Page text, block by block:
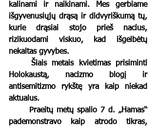
kalinami ir naikinami. Mes gerbiame
išgyvenusiųjų drąsą ir didvyriškumą tų,
kurie drąsiai stojo prieš nacius,
rizikuodami viskuo, kad išgelbėtų
nekaltas gyvybes.
Holokaustą, nacizmo blogį ir
antisemitizmo rykštę yra kaip niekad
aktualus.
pademonstravo kaip atrodo tikras,